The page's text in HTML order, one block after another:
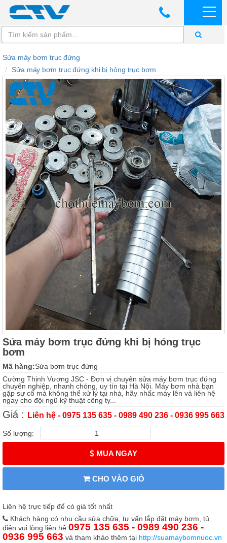
Sửa máy bơm trục đứng
Sửa máy bơm trục đứng khi bị hỏng trục bơm
Sửa máy bơm trục đứng khi bị hỏng trục
bơm
Mã hàng:Sửa bơm trục đứng
Cường Thịnh Vương JSC - Đơn vị chuyên sửa máy bơm trục đứng
chuyên nghiệp, nhanh chóng, uy tín tại Hà Nội. Máy bơm nhà bạn
gặp sự cố mà không thể xử lý tại nhà, hãy nhấc máy lên và liên hệ
ngay cho đội ngũ kỹ thuật công ty...
Giá : Liên hệ - 0975 135 635 - 0989 490 236 - 0936 995 663
Số lượng:
MUA NGAY
CHO VÀO GIỎ
Liên hệ trực tiếp để có giá tốt nhất
Khách hàng có nhu cầu sửa chữa, tư vấn lắp đặt máy bơm, tủ
điện vui lòng liên hệ 0975 135 635 - 0989 490 236 -
0936 995 663 và tham khảo thêm tại http://suamaybomnuoc.vn